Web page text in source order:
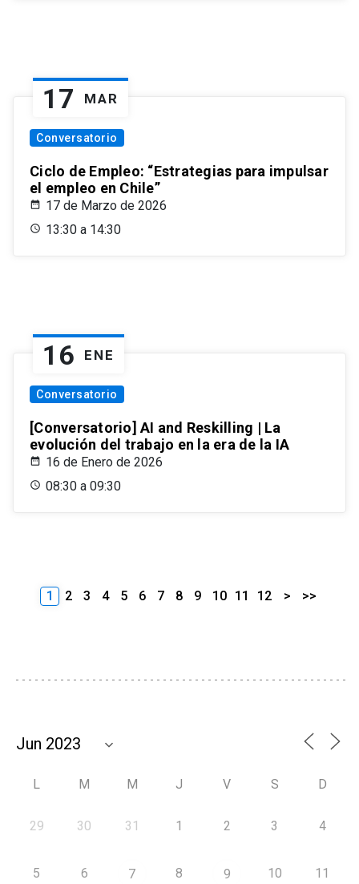
17 MAR
Conversatorio
Ciclo de Empleo: “Estrategias para impulsar
el empleo en Chile”
17 de Marzo de 2026
13:30 a 14:30
16 ENE
Conversatorio
[Conversatorio] AI and Reskilling | La
evolución del trabajo en la era de la IA
16 de Enero de 2026
08:30 a 09:30
1 2 3 4 5 6 7 8 9 10 11 12 > >>
L M M J V S D
29 30 31 1 2 3 4
5 6 7 8 9 10 11